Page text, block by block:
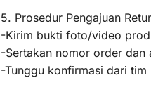
5. Prosedur Pengajuan Retur
-Kirim bukti foto/video
-Sertakan nomor order dan
-Tunggu konfirmasi dari